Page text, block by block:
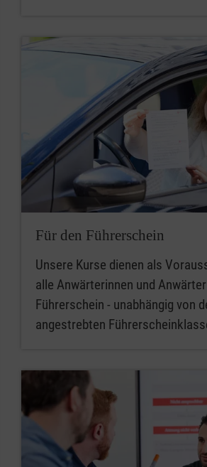
Für den Führerschein
Unsere Kurse dienen als
alle Anwärterinnen und
Führerschein - unabhängig von
angestrebten